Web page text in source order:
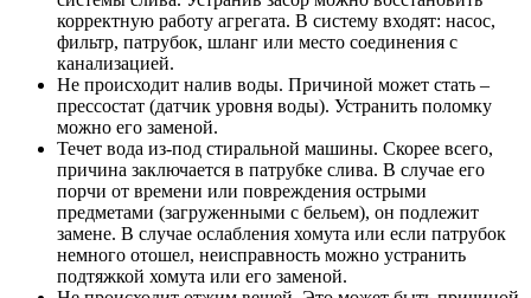
корректную работу агрегата. В систему входят: насос,
фильтр, патрубок, шланг или место соединения с
канализацией.
Не происходит налив воды. Причиной может стать –
прессостат (датчик уровня воды). Устранить поломку
можно его заменой.
Течет вода из-под стиральной машины. Скорее всего,
причина заключается в патрубке слива. В случае его
порчи от времени или повреждения острыми
предметами (загруженными с бельем), он подлежит
замене. В случае ослабления хомута или если патрубок
немного отошел, неисправность можно устранить
подтяжкой хомута или его заменой.